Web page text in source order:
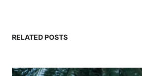
RELATED POSTS